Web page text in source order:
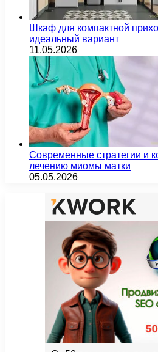
Шкаф для компактной
идеальный вариант
11.05.2026
Современные стратегии и
лечению миомы матки
05.05.2026